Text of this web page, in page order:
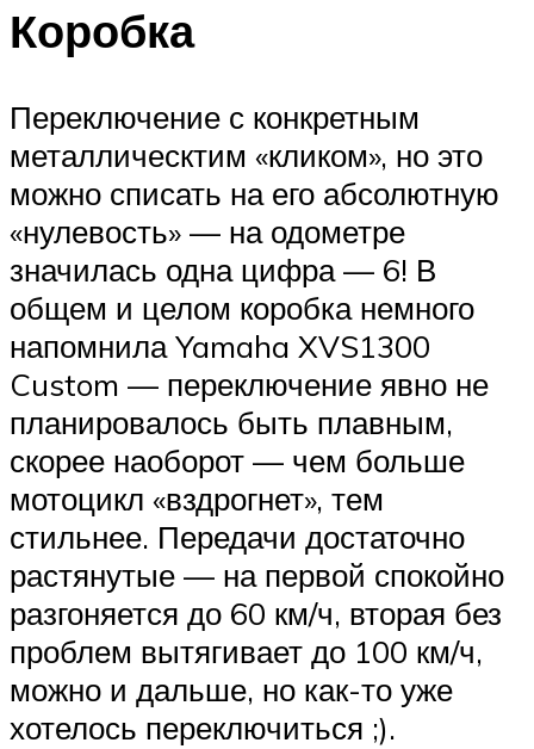
Коробка
Переключение с конкретным
металлическтим «кликом», но это
можно списать на его абсолютную
«нулевость» — на одометре
значилась одна цифра — 6! В
общем и целом коробка немного
напомнила Yamaha XVS1300
Custom — переключение явно не
планировалось быть плавным,
скорее наоборот — чем больше
мотоцикл «вздрогнет», тем
стильнее. Передачи достаточно
растянутые — на первой спокойно
разгоняется до 60 км/ч, вторая без
проблем вытягивает до 100 км/ч,
можно и дальше, но как-то уже
хотелось переключиться ;).